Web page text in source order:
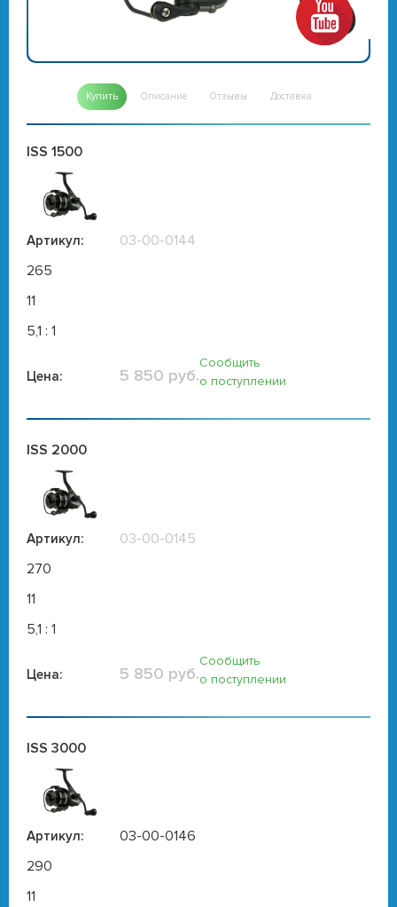
Купить Описание Отзывы Доставка
ISS 1500
Артикул:
03-00-0144
265
11
5,1 : 1
Цена: 5 850 руб.
Сообщить
о поступлении
ISS 2000
Артикул:
03-00-0145
270
11
5,1 : 1
Цена: 5 850 руб.
Сообщить
о поступлении
ISS 3000
Артикул:
03-00-0146
290
11